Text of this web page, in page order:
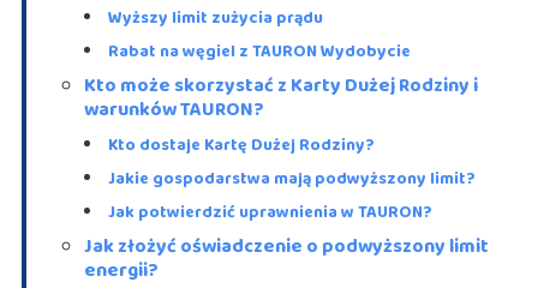
Wyższy limit zużycia prądu
Rabat na węgiel z TAURON Wydobycie
Kto może skorzystać z Karty Dużej Rodziny i
warunków TAURON?
Kto dostaje Kartę Dużej Rodziny?
Jakie gospodarstwa mają podwyższony limit?
Jak potwierdzić uprawnienia w TAURON?
Jak złożyć oświadczenie o podwyższony limit
energii?